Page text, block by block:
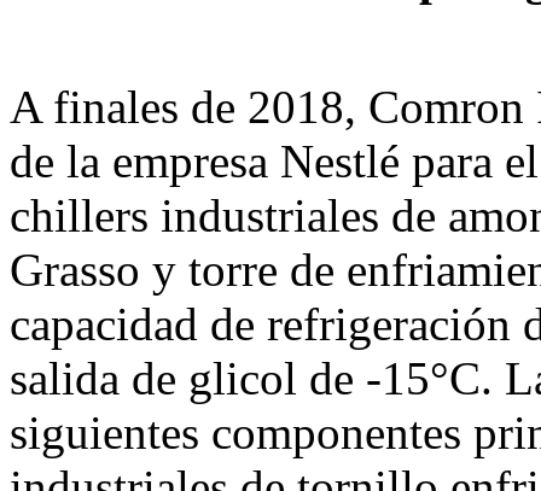
A finales de 2018,
de la empresa Nestlé para
chillers industriales de
Grasso y torre de
capacidad de refrigeración
salida de glicol de -15°C.
siguientes componentes